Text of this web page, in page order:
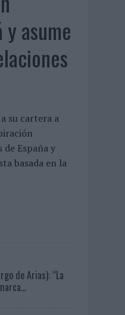
asume
su cartera a
España y
basada en la
de Arias): “La